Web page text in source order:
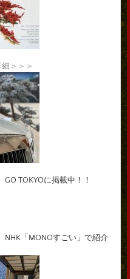
細＞＞＞
GO TOKYOに掲載中！！
NHK「MONOすごい」で紹介